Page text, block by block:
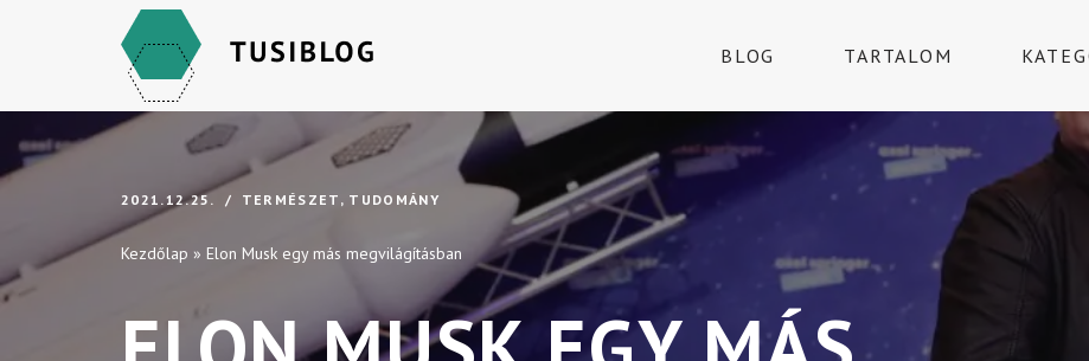
BLOG TARTALOM
2021.12.25. TERMÉSZET , TUDOMÁNY
Kezdőlap » Elon Musk egy más megvilágításban